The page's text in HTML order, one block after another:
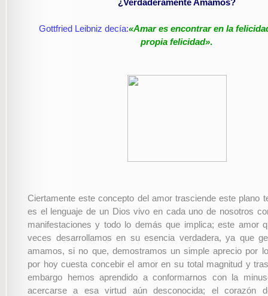
¿Verdaderamente Amamos?
Gottfried Leibniz decía:«Amar es encontrar en la
propia felicidad».
Ciertamente este concepto del amor trasciende este plano
es el lenguaje de un Dios vivo en cada uno de nosotros
manifestaciones y todo lo demás que implica; este amor
veces desarrollamos en su esencia verdadera, ya que
amamos, si no que, demostramos un simple aprecio por
por hoy cuesta concebir el amor en su total magnitud y
embargo hemos aprendido a conformarnos con la
acercarse a esa virtud aún desconocida; el corazón